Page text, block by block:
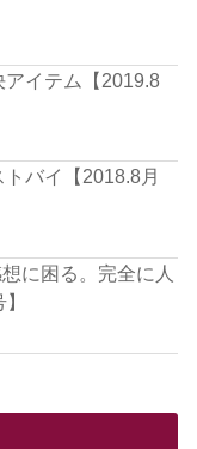
アイテム【2019.8
バイ【2018.8月
に困る。完全に人